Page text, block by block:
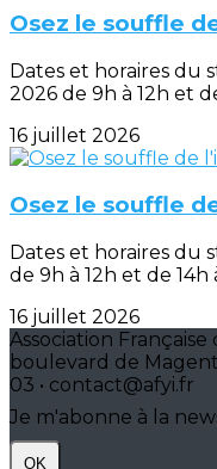
Osez le souffle
Dates et horaires du
2026 de 9h à 12h et
16 juillet 2026
Osez le souffle
Dates et horaires du
de 9h à 12h et de 14h
16 juillet 2026
Association Française
boulevard de
03 • contact@afyi.fr
Je m'abonne à la
OK